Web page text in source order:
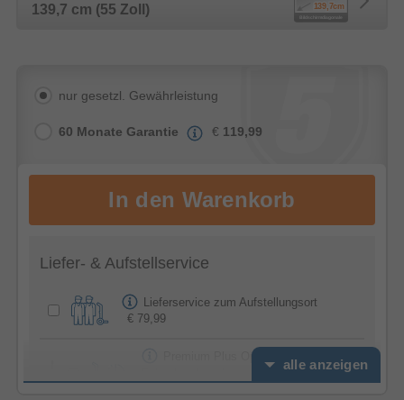
139,7 cm (55 Zoll)
nur gesetzl. Gewährleistung
60 Monate Garantie € 119,99
Liefer- & Aufstellservice
Lieferservice zum Aufstellungsort
€ 79,99
Premium Plus Option -
alle anzeigen